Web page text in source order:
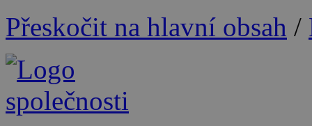
Přeskočit na hlavní obsah /